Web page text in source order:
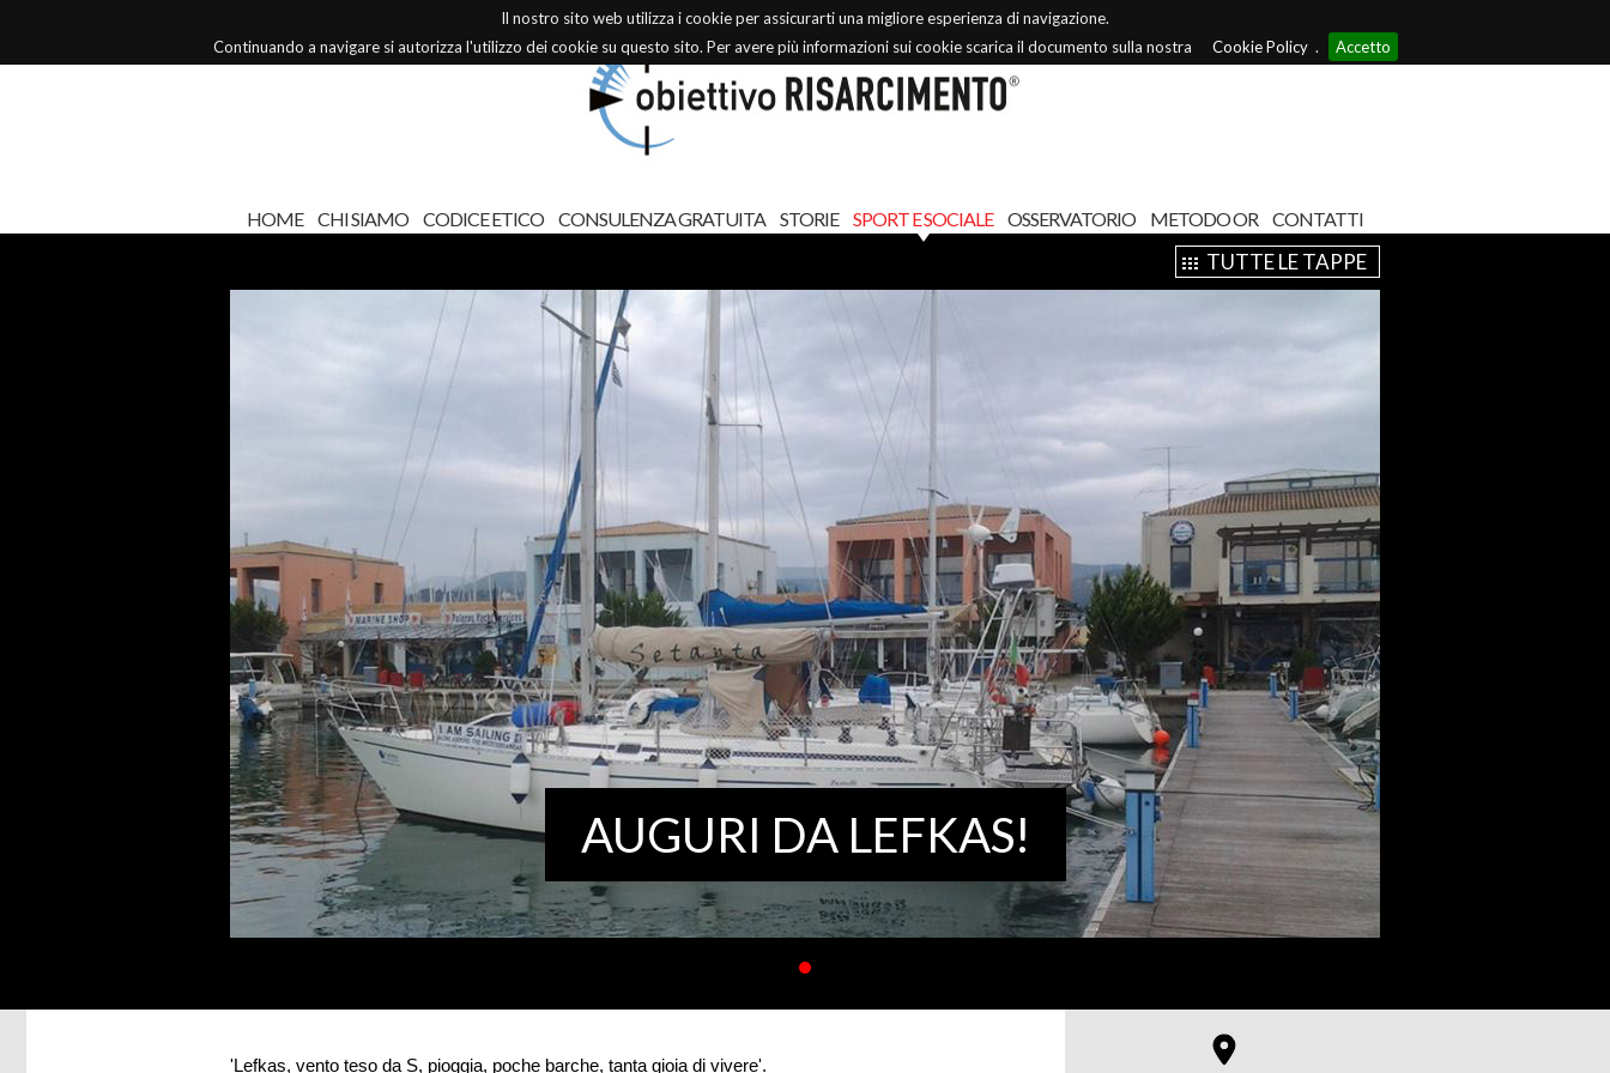
Il nostro sito web utilizza i cookie per assicurarti una migliore esperienza di navigazione.
Continuando a navigare si autorizza l'utilizzo dei cookie su questo sito. Per avere più informazioni sui cookie scarica il documento sulla nostra
Cookie Policy . Accetto
HOME CHI SIAMO CODICE ETICO CONSULENZA GRATUITA STORIE SPORT E SOCIALE OSSERVATORIO METODO OR CONTATTI
TUTTE LE TAPPE
AUGURI DA LEFKAS!
'Lefkas, vento teso da S, pioggia, poche barche, tanta gioia di vivere'.